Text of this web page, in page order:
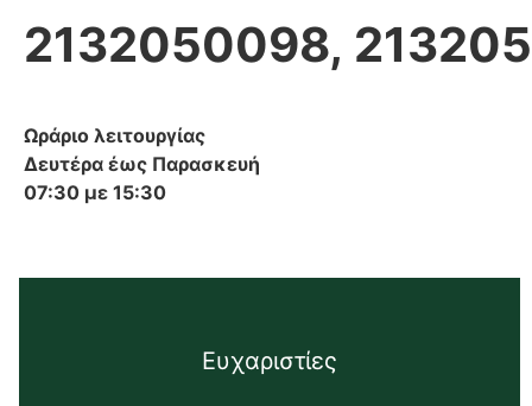
2132050098,
Ωράριο λειτουργίας
Δευτέρα έως Παρασκευή
07:30 με 15:30
Ευχαριστίες